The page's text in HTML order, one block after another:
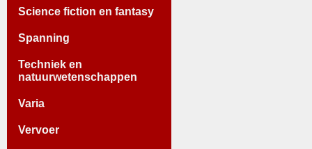
Science fiction en fantasy
Spanning
Techniek en
natuurwetenschappen
Varia
Vervoer